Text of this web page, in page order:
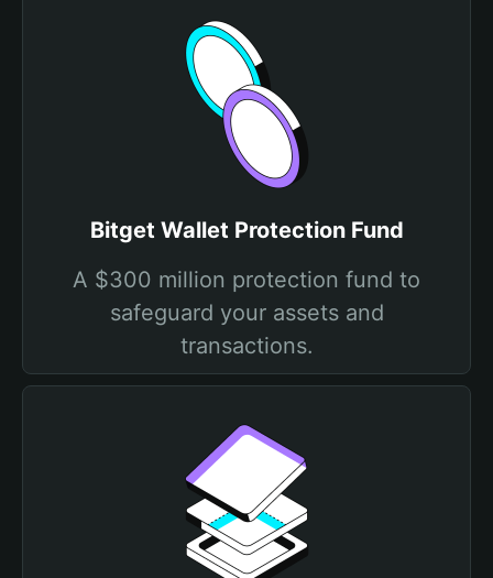
Bitget Wallet Protection Fund
A $300 million protection fund to
safeguard your assets and
transactions.